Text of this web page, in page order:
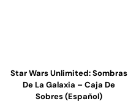
Star Wars Unlimited: Sombras
De La Galaxia – Caja De
Sobres (español)